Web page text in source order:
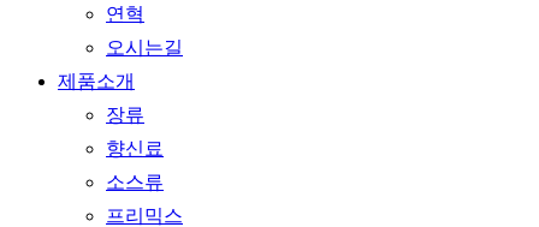
연혁
오시는길
제품소개
장류
향신료
소스류
프리믹스